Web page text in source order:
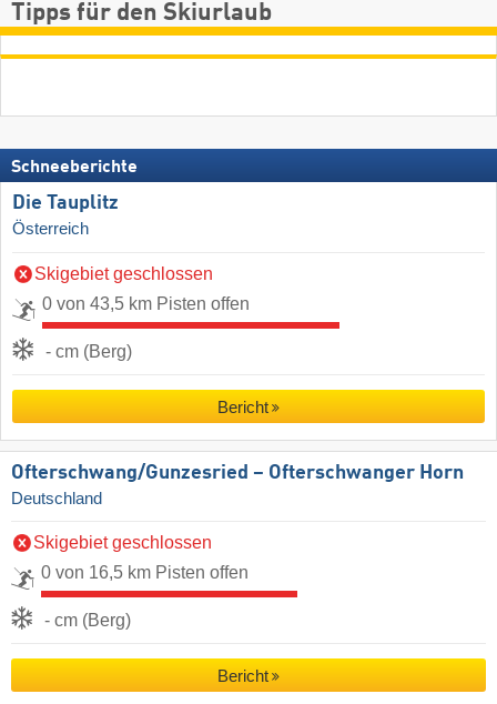
Tipps für den Skiurlaub
Schneeberichte
Die Tauplitz
Österreich
Skigebiet geschlossen
0 von 43,5 km Pisten offen
- cm (Berg)
Bericht
Ofterschwang/​Gunzesried – Ofterschwanger Horn
Deutschland
Skigebiet geschlossen
0 von 16,5 km Pisten offen
- cm (Berg)
Bericht